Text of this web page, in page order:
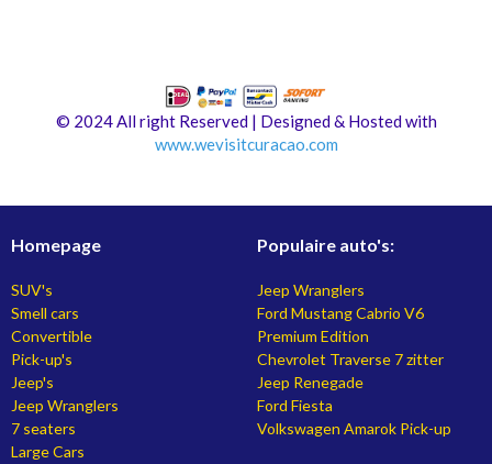
© 2024 All right Reserved | Designed & Hosted with
www.wevisitcuracao.com
Homepage
SUV's
Smell cars
Convertible
Pick-up's
Jeep's
Jeep Wranglers
7 seaters
Large Cars
Populaire auto's:
Jeep Wranglers
Ford Mustang Cabrio V6
Premium Edition
Chevrolet Traverse 7 zitter
Jeep Renegade
Ford Fiesta
Volkswagen Amarok Pick-up